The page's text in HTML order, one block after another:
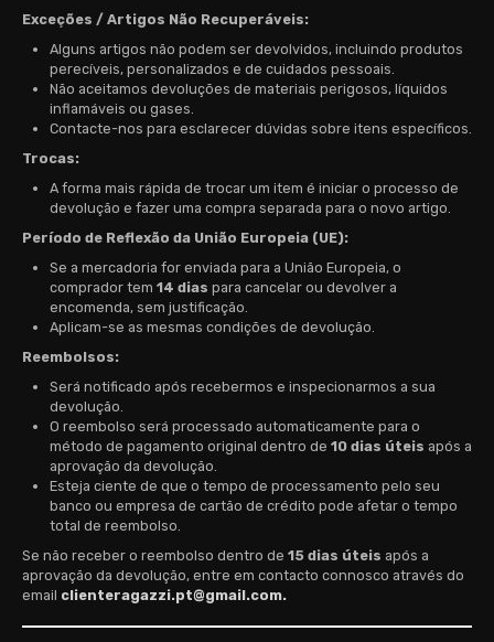
Exceções / Artigos Não Recuperáveis:
Alguns artigos não podem ser devolvidos, incluindo produtos
perecíveis, personalizados e de cuidados pessoais.
Não aceitamos devoluções de materiais perigosos, líquidos
inflamáveis ou gases.
Contacte-nos para esclarecer dúvidas sobre itens específicos.
Trocas:
A forma mais rápida de trocar um item é iniciar o processo de
devolução e fazer uma compra separada para o novo artigo.
Período de Reflexão da União Europeia (UE):
Se a mercadoria for enviada para a União Europeia, o
comprador tem 14 dias para cancelar ou devolver a
encomenda, sem justificação.
Aplicam-se as mesmas condições de devolução.
Reembolsos:
Será notificado após recebermos e inspecionarmos a sua
devolução.
O reembolso será processado automaticamente para o
método de pagamento original dentro de 10 dias úteis após a
aprovação da devolução.
Esteja ciente de que o tempo de processamento pelo seu
banco ou empresa de cartão de crédito pode afetar o tempo
total de reembolso.
Se não receber o reembolso dentro de 15 dias úteis após a
aprovação da devolução, entre em contacto connosco através do
email clienteragazzi.pt@gmail.com.